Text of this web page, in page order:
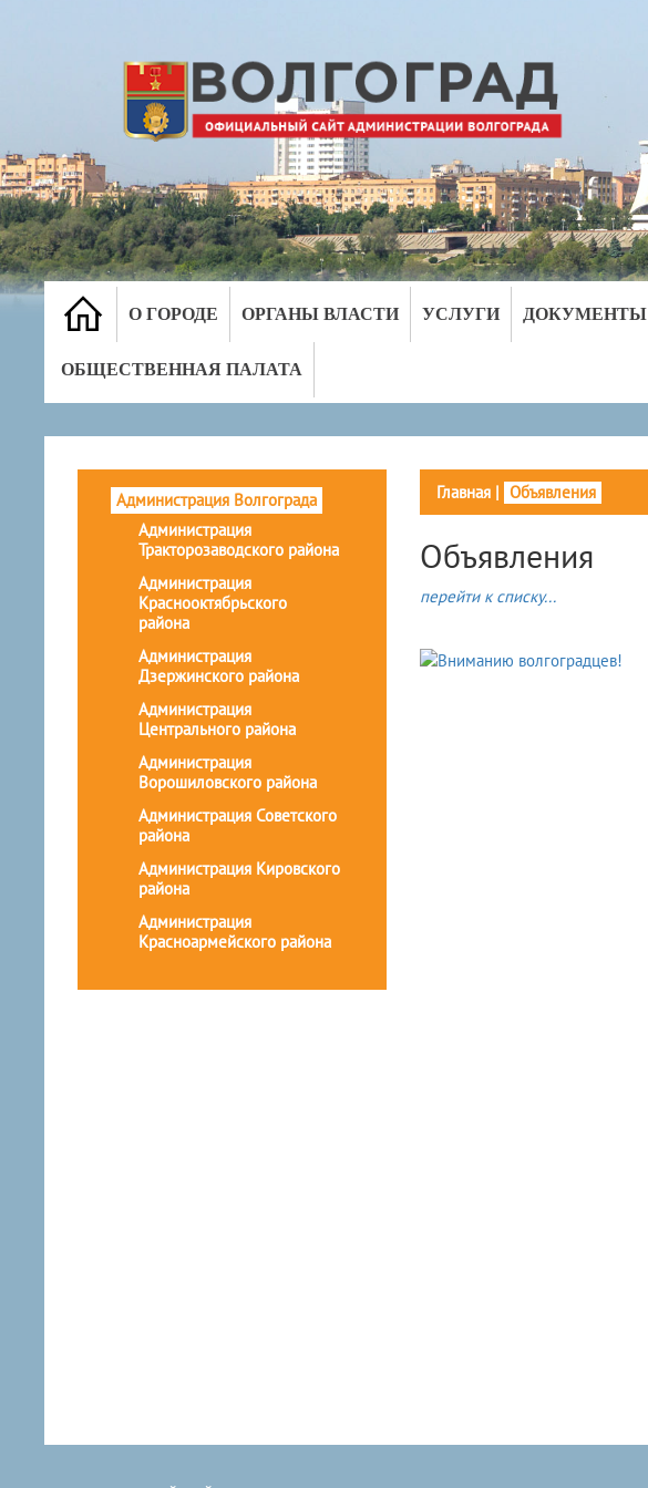
О ГОРОДЕ ОРГАНЫ ВЛАСТИ УСЛУГИ ДОКУМЕНТЫ
ОБЩЕСТВЕННАЯ ПАЛАТА
Администрация Волгограда
Администрация
Тракторозаводского района
Администрация
Краснооктябрьского
района
Администрация
Дзержинского района
Администрация
Центрального района
Администрация
Ворошиловского района
Администрация Советского
района
Администрация Кировского
района
Администрация
Красноармейского района
Главная| Объявления
Объявления
перейти к списку...